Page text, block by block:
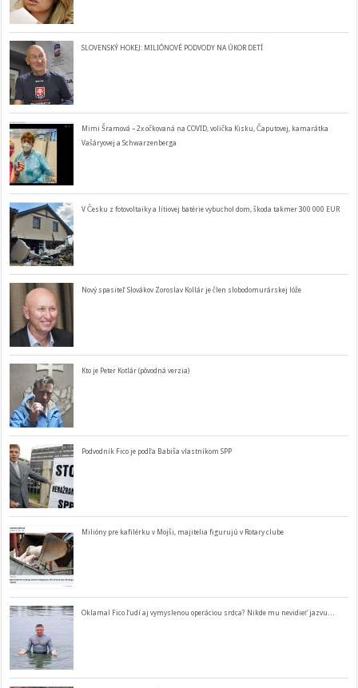
SLOVENSKÝ HOKEJ: MILIÓNOVÉ PODVODY NA ÚKOR DETÍ
Mimi Šramová – 2x očkovaná na COVID, volička Kisku, Čaputovej, kamarátka
Vašáryovej a Schwarzenberga
V Česku z fotovoltaiky a lítiovej batérie vybuchol dom, škoda takmer 300 000 EUR
Nový spasiteľ Slovákov Zoroslav Kollár je člen slobodomurárskej lóže
Kto je Peter Kotlár (pôvodná verzia)
Podvodník Fico je podľa Babiša vlastníkom SPP
Milióny pre kafilérku v Mojši, majitelia figurujú v Rotary clube
Oklamal Fico ľudí aj vymyslenou operáciou srdca? Nikde mu nevidieť jazvu…